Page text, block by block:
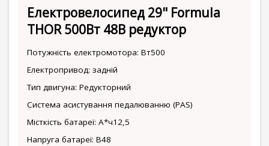
Електровелосипед 29" Formula
THOR 500Вт 48В редуктор
Потужність електромотора: Вт500
Електропривод: задній
Тип двигуна: Редукторний
Система асистування педалюванню (PAS)
Місткість батареї: А*ч12,5
Напруга батареї: В48